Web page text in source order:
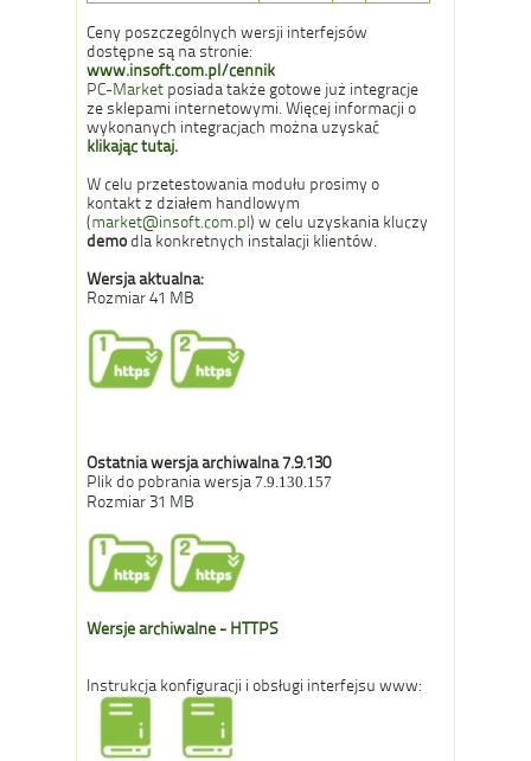
Ceny poszczególnych wersji interfejsów
dostępne są na stronie:
www.insoft.com.pl/cennik
PC-Market posiada także gotowe już integracje
ze sklepami internetowymi. Więcej informacji o
wykonanych integracjach można uzyskać
klikając tutaj.
W celu przetestowania modułu prosimy o
kontakt z działem handlowym
(market@insoft.com.pl) w celu uzyskania kluczy
demo dla konkretnych instalacji klientów.
Wersja aktualna:
Rozmiar 41 MB
Ostatnia wersja archiwalna 7.9.130
Plik do pobrania wersja 7.9.130.157
Rozmiar 31 MB
Wersje archiwalne - HTTPS
Instrukcja konfiguracji i obsługi interfejsu www: